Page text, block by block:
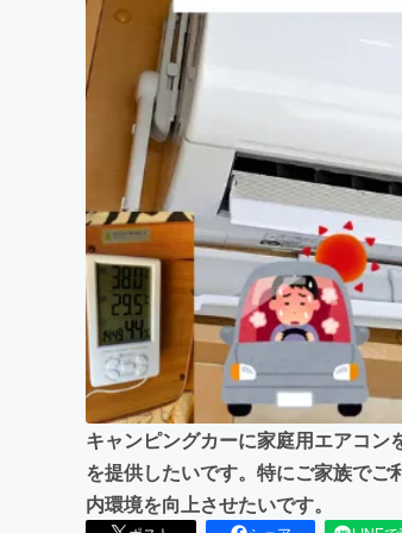
まちづくり・地域活
キャンピングカーに家庭用エアコ
を提供したいです。特にご家族で
内環境を向上させたいです。